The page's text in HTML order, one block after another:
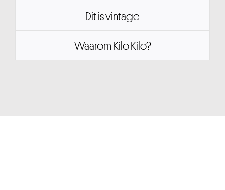
Dit is vintage
Waarom Kilo Kilo?